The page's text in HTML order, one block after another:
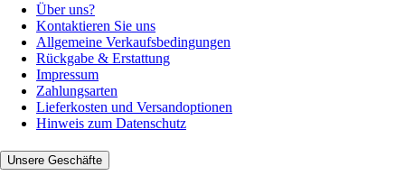
Über uns?
Kontaktieren Sie uns
Allgemeine Verkaufsbedingungen
Rückgabe & Erstattung
Impressum
Zahlungsarten
Lieferkosten und Versandoptionen
Hinweis zum Datenschutz
Unsere Geschäfte